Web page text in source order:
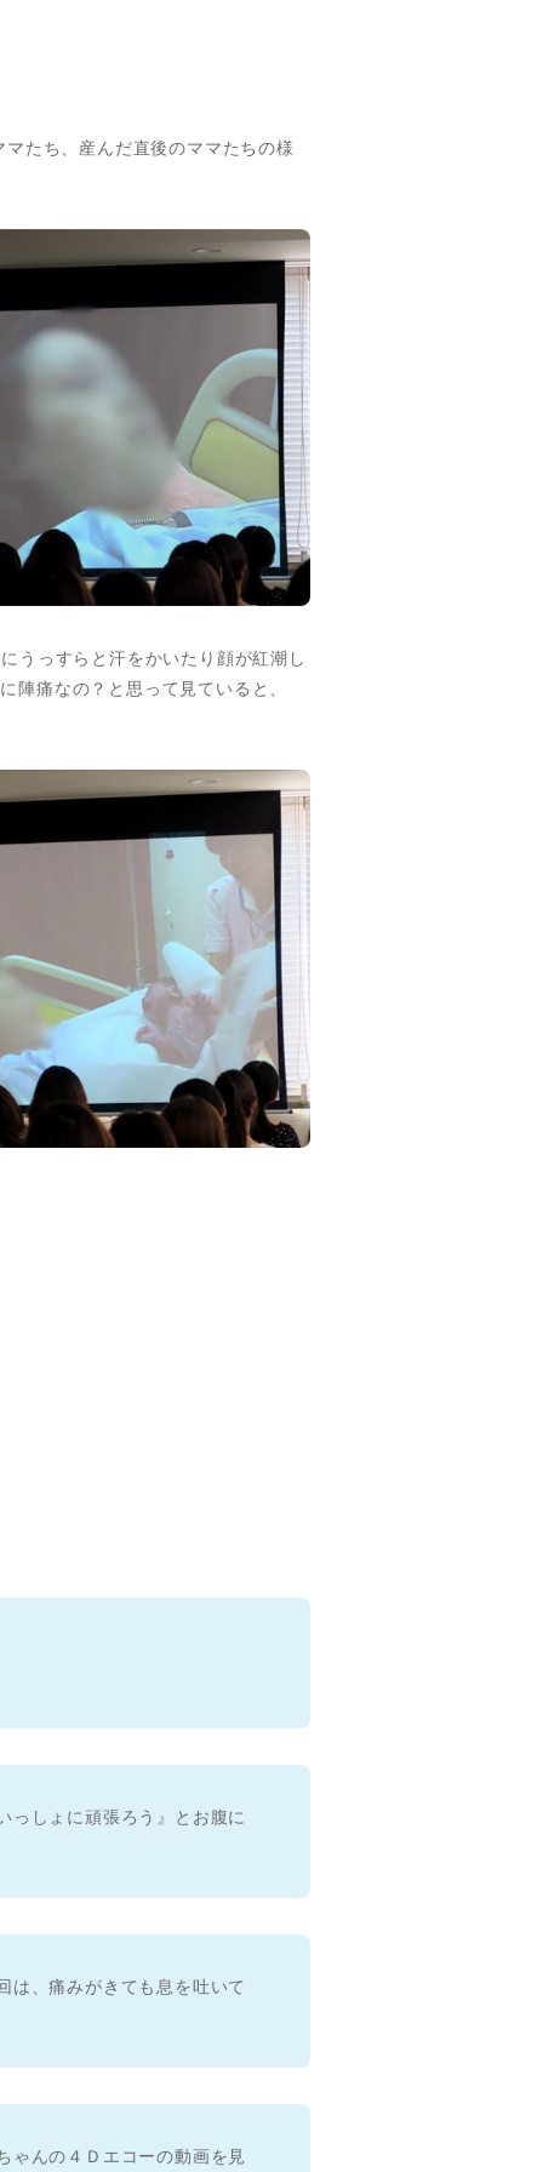
たち、産んだ直後のママたちの様
うっすらと汗をかいたり顔が紅潮し
痛なの？と思って見ていると、
っしょに頑張ろう』とお腹に
は、痛みがきても息を吐いて
ゃんの４Ｄエコーの動画を見